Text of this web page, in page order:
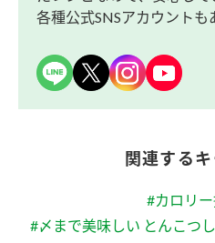
各種公式SNSアカウントも
関連する
#カロリ
#〆まで美味しい とんこつ